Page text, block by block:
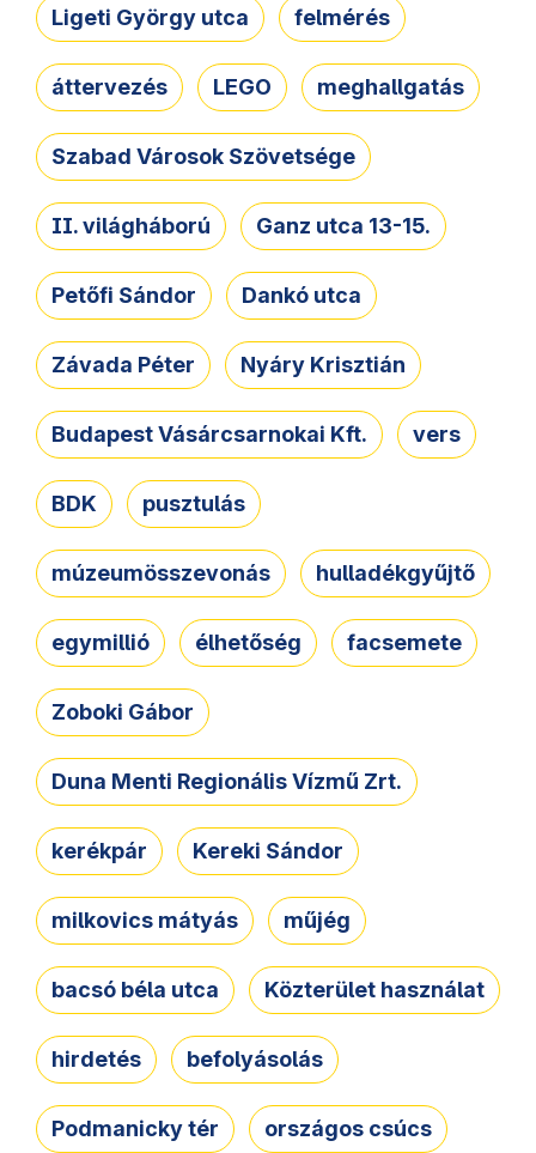
Ligeti György utca felmérés
áttervezés LEGO meghallgatás
Szabad Városok Szövetsége
II. világháború Ganz utca 13-15.
Petőfi Sándor Dankó utca
Závada Péter Nyáry Krisztián
Budapest Vásárcsarnokai Kft. vers
BDK pusztulás
múzeumösszevonás hulladékgyűjtő
egymillió élhetőség facsemete
Zoboki Gábor
Duna Menti Regionális Vízmű Zrt.
kerékpár Kereki Sándor
milkovics mátyás műjég
bacsó béla utca Közterület használat
hirdetés befolyásolás
Podmanicky tér országos csúcs